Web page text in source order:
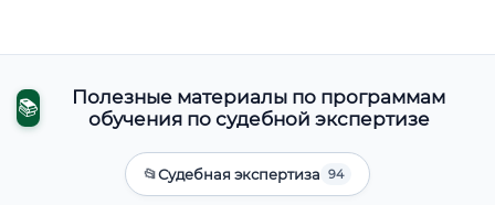
📚
Полезные материалы по программам
обучения по судебной экспертизе
📂Судебная экспертиза 94